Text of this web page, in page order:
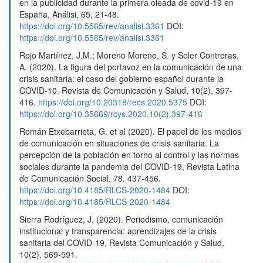
España, Análisi, 65, 21-48.
https://doi.org/10.5565/rev/analisi.3361 DOI:
https://doi.org/10.5565/rev/analisi.3361
Rojo Martínez, J.M.; Moreno Moreno, S. y Soler Contreras,
A. (2020). La figura del portavoz en la comunicación de una
crisis sanitaria: el caso del gobierno español durante la
COVID-10. Revista de Comunicación y Salud, 10(2), 397-
416. https://doi.org/10.20318/recs.2020.5375 DOI:
https://doi.org/10.35669/rcys.2020.10(2).397-416
Román Etxebarrieta, G. et al (2020). El papel de los medios
de comunicación en situaciones de crisis sanitaria. La
percepción de la población en torno al control y las normas
sociales durante la pandemia del COVID-19, Revista Latina
de Comunicación Social, 78, 437-456.
https://doi.org/10.4185/RLCS-2020-1484 DOI:
https://doi.org/10.4185/RLCS-2020-1484
Sierra Rodríguez, J. (2020). Periodismo, comunicación
institucional y transparencia: aprendizajes de la crisis
sanitaria del COVID-19, Revista Comunicación y Salud,
10(2), 569-591.